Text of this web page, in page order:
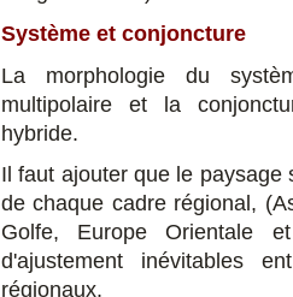
Système et conjoncture
La morphologie du
multipolaire et la
hybride.
Il faut ajouter que le paysage
de chaque cadre régional,
Golfe, Europe Orientale
d'ajustement inévitables
régionaux.